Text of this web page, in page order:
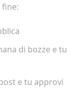
di bozze e tu
e tu approvi